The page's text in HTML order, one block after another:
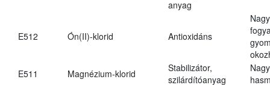
anyag
E512 Ón(II)-klorid Antioxidáns
E511
Magnézium-klorid
Stabilizátor,
szilárdítóanyag